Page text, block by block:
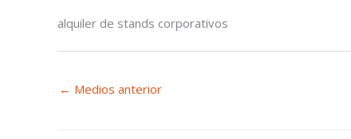
alquiler de stands corporativos
← Medios anterior